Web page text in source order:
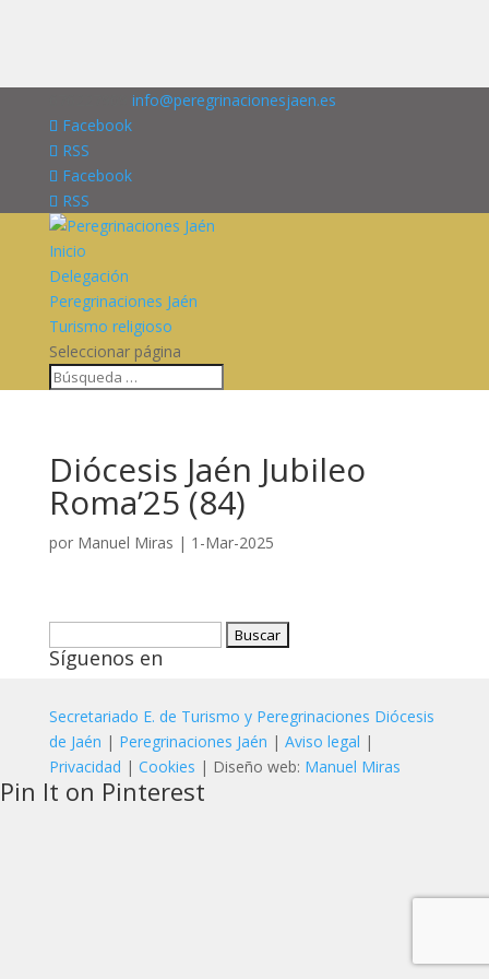
info@peregrinacionesjaen.es
Facebook
RSS
Facebook
RSS
Inicio
Delegación
Peregrinaciones Jaén
Turismo religioso
Seleccionar página
Diócesis Jaén Jubileo
Roma’25 (84)
por Manuel Miras | 1-Mar-2025
Síguenos en
Secretariado E. de Turismo y Peregrinaciones Diócesis
de Jaén | Peregrinaciones Jaén | Aviso legal |
Privacidad | Cookies | Diseño web: Manuel Miras
Pin It on Pinterest